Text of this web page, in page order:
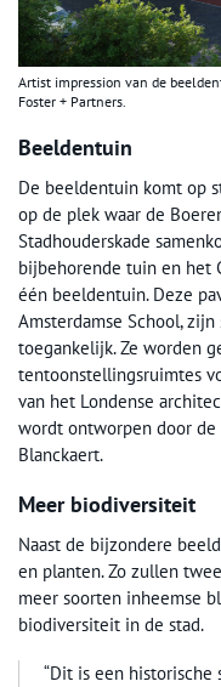
Artist impression van de
Foster + Partners.
Beeldentuin
De beeldentuin komt op
op de plek waar de
Stadhouderskade
bijbehorende tuin en het
één beeldentuin. Deze
Amsterdamse School,
toegankelijk. Ze worden
tentoonstellingsruimtes
van het Londense
wordt ontworpen door de
Blanckaert.
Meer biodiversiteit
Naast de bijzondere
en planten. Zo zullen
meer soorten inheemse
biodiversiteit in de stad.
“Dit is een